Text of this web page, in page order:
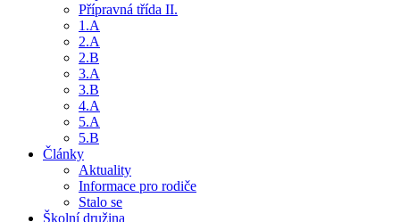
Přípravná třída II.
1.A
2.A
2.B
3.A
3.B
4.A
5.A
5.B
Články
Aktuality
Informace pro rodiče
Stalo se
Školní družina